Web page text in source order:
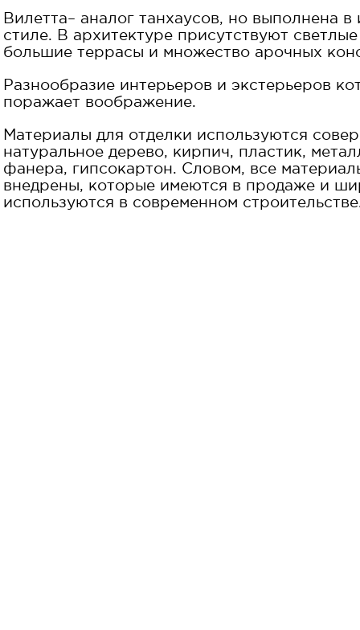
Вилетта– аналог танхаусов, но выполнена в
стиле. В архитектуре присутствуют
большие террасы и множество арочных
Разнообразие интерьеров и экстерьеров
поражает воображение.
Материалы для отделки используются
натуральное дерево, кирпич, пластик,
фанера, гипсокартон. Словом, все
внедрены, которые имеются в продаже и
используются в современном